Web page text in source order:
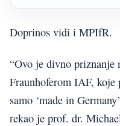
Doprinos vidi i MPIfR.
“Ovo je divno priznanje
Fraunhoferom IAF, koje
samo ‘made in
rekao je prof. dr.